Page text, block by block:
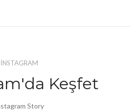
İNSTAGRAM
Keşfet
Story